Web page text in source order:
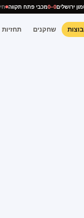
ירושלים0–0 מכבי פתח תקווה
שחקנים תחזיות